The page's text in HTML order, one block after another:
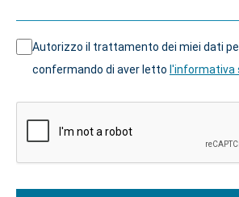
Autorizzo il trattamento dei miei dati
confermando di aver letto l'informativa